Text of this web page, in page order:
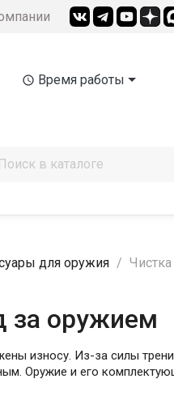
access_time Время работы
для оружия
за оружием
износу. Из-за силы
Оружие и его